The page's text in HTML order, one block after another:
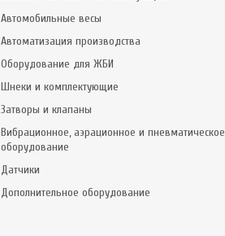
Автомобильные весы
Автоматизация производства
Оборудование для ЖБИ
Шнеки и комплектующие
Затворы и клапаны
Вибрационное, аэрационное и пневматическое
оборудование
Датчики
Дополнительное оборудование